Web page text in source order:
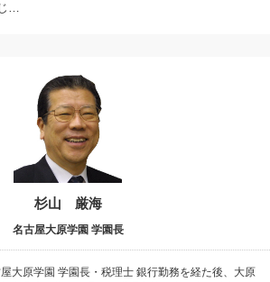
…
杉山 厳海
名古屋大原学園 学園長
大原学園 学園長・税理士 銀行勤務を経た後、大原